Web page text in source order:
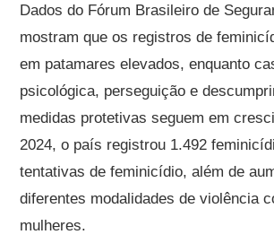
Dados do Fórum Brasileiro de
mostram que os registros de
em patamares elevados, enquanto
psicológica, perseguição e
medidas protetivas seguem em
2024, o país registrou 1.492
tentativas de feminicídio, além de
diferentes modalidades de violência
mulheres.